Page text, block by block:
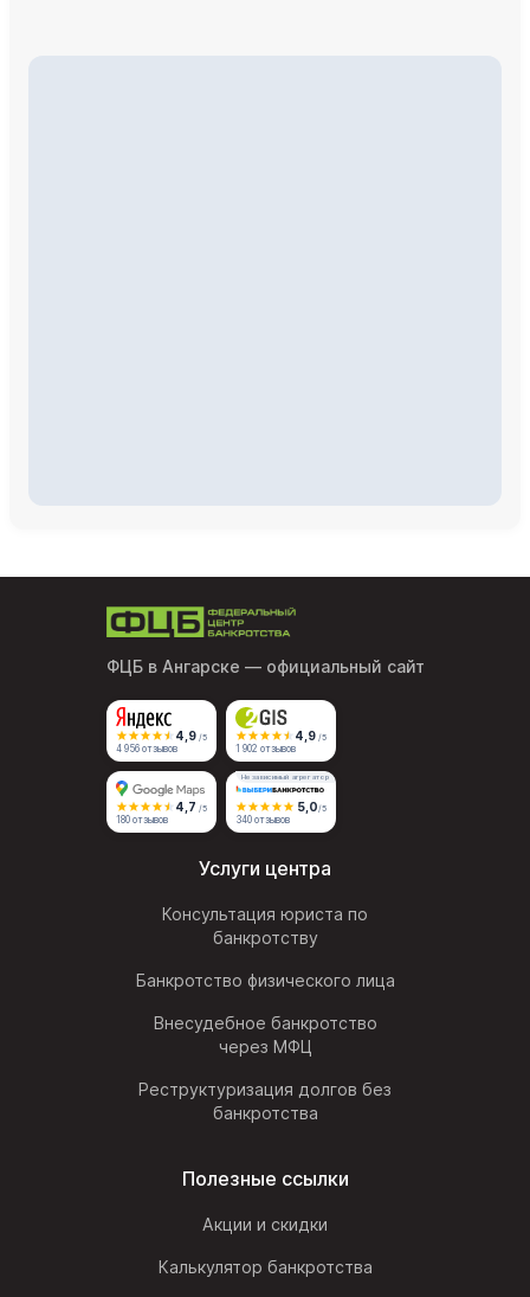
ФЦБ в Ангарске — официальный сайт
4,9 /5
4 956 отзывов
4,9 /5
1 902 отзывов
4,7 /5
180 отзывов
Независимый агрегатор
5,0/5
340 отзывов
Услуги центра
Консультация юриста по
банкротству
Банкротство физического лица
Внесудебное банкротство
через МФЦ
Реструктуризация долгов без
банкротства
Полезные ссылки
Акции и скидки
Калькулятор банкротства